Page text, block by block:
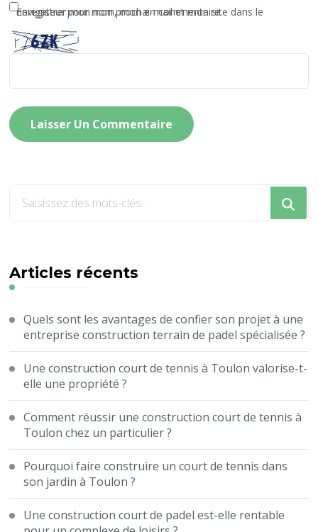
Enregistrer mon nom, mon e-mail et mon site dans le navigateur pour mon prochain commentaire.
?
Articles récents
Quels sont les avantages de confier son projet à une
entreprise construction terrain de padel spécialisée ?
Une construction court de tennis à Toulon valorise-t-
elle une propriété ?
Comment réussir une construction court de tennis à
Toulon chez un particulier ?
Pourquoi faire construire un court de tennis dans
son jardin à Toulon ?
Une construction court de padel est-elle rentable